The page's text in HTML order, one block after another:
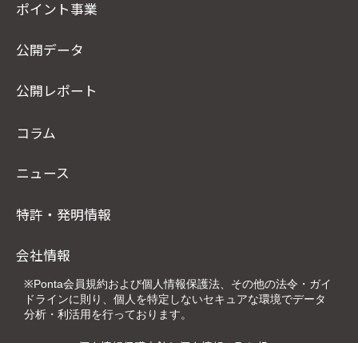
ポイント事業
公開データ
公開レポート
コラム
ニュース
特許・発明情報
会社情報
※Ponta会員規約および個人情報保護法、その他の法令・ガイ
ドラインに則り、個人を特定しないセキュアな環境でデータ
分析・利活用を行っております。